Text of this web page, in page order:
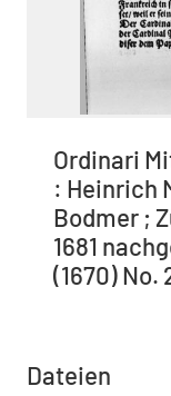
Ordinari
: Heinrich
Bodmer ;
1681
(1670) No.
Dateien